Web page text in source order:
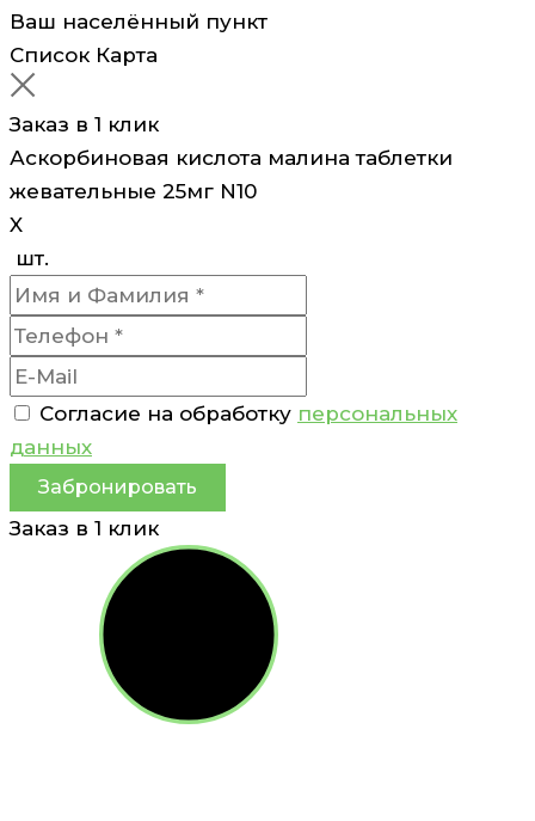
Ваш населённый пункт
Список Карта
Заказ в 1 клик
Аскорбиновая кислота малина таблетки
жевательные 25мг N10
X
шт.
Согласие на обработку персональных
данных
Забронировать
Заказ в 1 клик